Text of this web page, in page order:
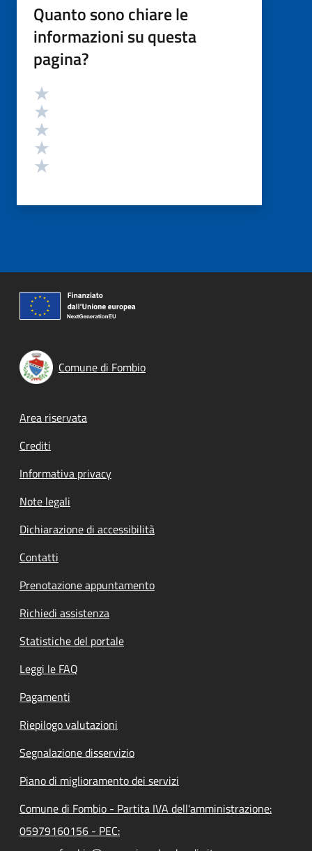
Quanto sono chiare le
informazioni su questa
pagina?
Valutazione
Comune di Fombio
Footer menu
Area riservata
Crediti
Informativa privacy
Note legali
Dichiarazione di accessibilità
Contatti
Prenotazione appuntamento
Richiedi assistenza
Statistiche del portale
Leggi le FAQ
Pagamenti
Riepilogo valutazioni
Segnalazione disservizio
Piano di miglioramento dei servizi
Comune di Fombio - Partita IVA dell'amministrazione:
05979160156 - PEC: